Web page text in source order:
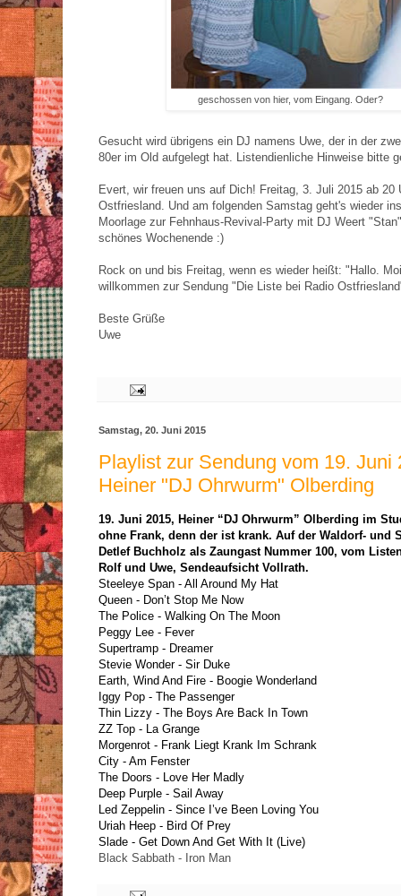
geschossen von hier, vom Eingang. Oder?
Gesucht wird übrigens ein DJ namens Uwe, der in der
80er im Old aufgelegt hat. Listendienliche Hinweise bitte
Evert, wir freuen uns auf Dich! Freitag, 3. Juli 2015 ab 20
Ostfriesland. Und am folgenden Samstag geht's wieder
Moorlage zur Fehnhaus-Revival-Party mit DJ Weert
schönes Wochenende :)
Rock on und bis Freitag, wenn es wieder heißt: "Hallo.
willkommen zur Sendung "Die Liste bei Radio
Beste Grüße
Uwe
Samstag, 20. Juni 2015
Playlist zur Sendung vom 19. Juni
Heiner "DJ Ohrwurm" Olberding
19. Juni 2015, Heiner “DJ Ohrwurm” Olberding im
ohne Frank, denn der ist krank. Auf der Waldorf- und
Detlef Buchholz als Zaungast Nummer 100, vom
Rolf und Uwe, Sendeaufsicht Vollrath.
Steeleye Span - All Around My Hat
Queen - Don’t Stop Me Now
The Police - Walking On The Moon
Peggy Lee - Fever
Supertramp - Dreamer
Stevie Wonder - Sir Duke
Earth, Wind And Fire - Boogie Wonderland
Iggy Pop - The Passenger
Thin Lizzy - The Boys Are Back In Town
ZZ Top - La Grange
Morgenrot - Frank Liegt Krank Im Schrank
City - Am Fenster
The Doors - Love Her Madly
Deep Purple - Sail Away
Led Zeppelin - Since I’ve Been Loving You
Uriah Heep - Bird Of Prey
Slade - Get Down And Get With It (Live)
Black Sabbath - Iron Man